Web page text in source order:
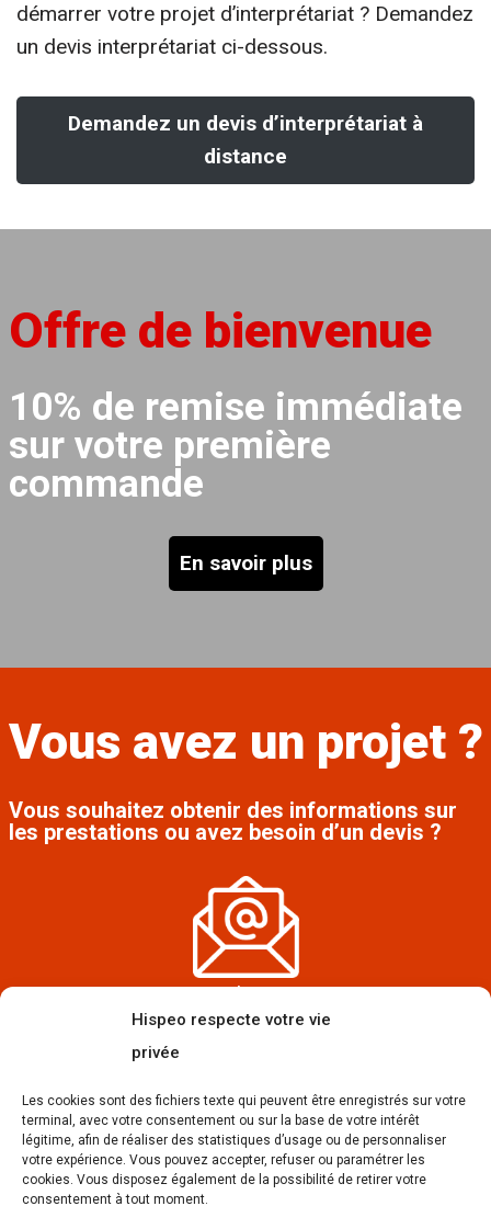
Hispeo respecte votre vie
privée
Les cookies sont des fichiers texte qui peuvent être enregistrés sur votre
terminal, avec votre consentement ou sur la base de votre intérêt
légitime, afin de réaliser des statistiques d’usage ou de personnaliser
votre expérience. Vous pouvez accepter, refuser ou paramétrer les
cookies. Vous disposez également de la possibilité de retirer votre
consentement à tout moment.
Les nouveaux clients bénéficient d’une
remise de 10 % sur leur première prestation
démarrer votre projet d’interprétariat ? Demandez
un devis interprétariat ci-dessous.
Demandez un devis d’interprétariat à
distance
Offre de bienvenue
10% de remise immédiate
sur votre première
commande
En savoir plus
Vous avez un projet ?
Vous souhaitez obtenir des informations sur
les prestations ou avez besoin d’un devis ?
contact@hispeo.com
09 50 68 80 36 du lundi au vendredi de 9h à 18h